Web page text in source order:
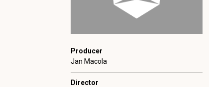
Producer
Jan Macola
Director